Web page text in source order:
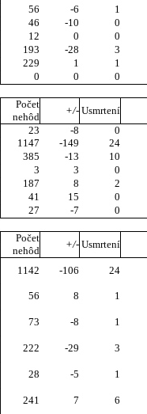
56 -6
1
46 -10
0
12 0
0
193 -28
3
229 1
1
0 0
0
Počet
nehôd
+/- Usmrtení
23 -8
0
1147 -149
24
385 -13
10
3 3
0
187 8
2
41 15
0
27 -7
0
Počet
nehôd
+/- Usmrtení
1142 -106
24
56 8
1
73 -8
1
222 -29
3
28 -5
1
241 7
6